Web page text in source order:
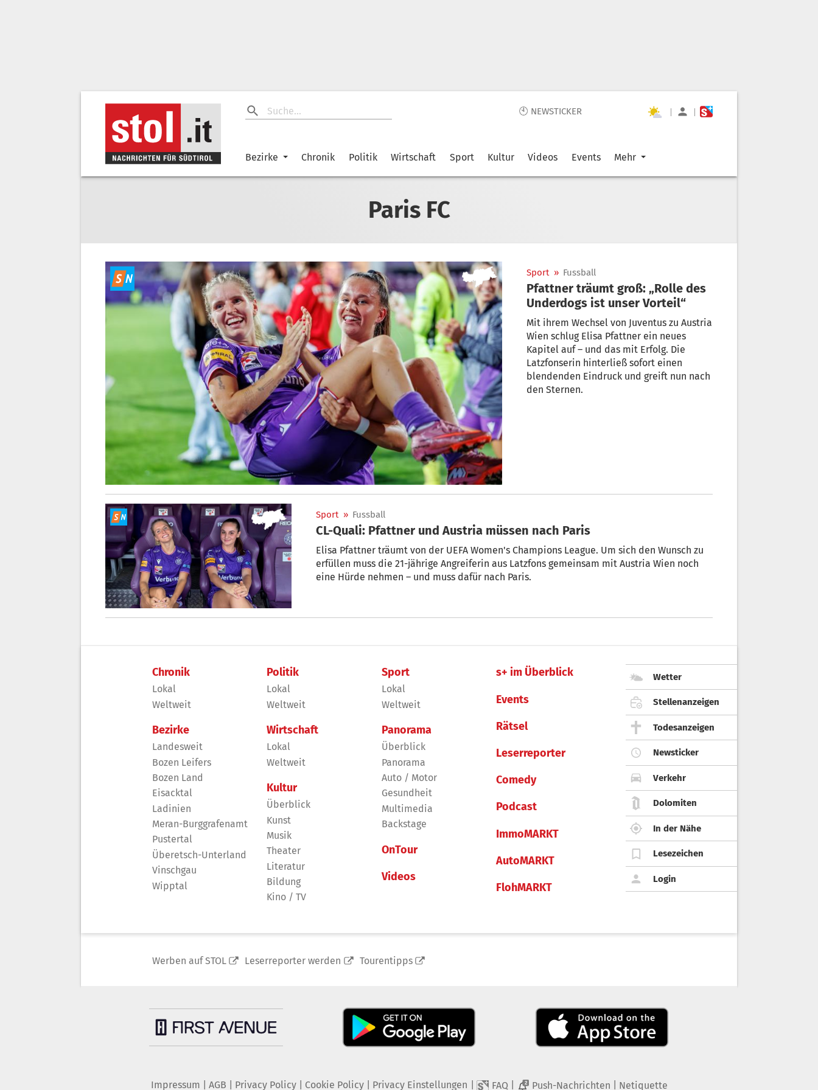
🕙 NEWSTICKER | |
Bezirke Chronik Politik Wirtschaft Sport Kultur Videos Events Mehr
Paris FC
Sport » Fussball
Pfattner träumt groß: „Rolle des
Underdogs ist unser Vorteil“
Mit ihrem Wechsel von Juventus zu Austria
Wien schlug Elisa Pfattner ein neues
Kapitel auf – und das mit Erfolg. Die
Latzfonserin hinterließ sofort einen
blendenden Eindruck und greift nun nach
den Sternen.
Sport » Fussball
CL-Quali: Pfattner und Austria müssen nach Paris
Elisa Pfattner träumt von der UEFA Women's Champions League. Um sich den Wunsch zu
erfüllen muss die 21-jährige Angreiferin aus Latzfons gemeinsam mit Austria Wien noch
eine Hürde nehmen – und muss dafür nach Paris.
Chronik
Lokal
Weltweit
Bezirke
Landesweit
Bozen Leifers
Bozen Land
Eisacktal
Ladinien
Meran-Burggrafenamt
Pustertal
Überetsch-Unterland
Vinschgau
Wipptal
Politik
Lokal
Weltweit
Wirtschaft
Lokal
Weltweit
Kultur
Überblick
Kunst
Musik
Theater
Literatur
Bildung
Kino / TV
Sport
Lokal
Weltweit
Panorama
Überblick
Panorama
Auto / Motor
Gesundheit
Multimedia
Backstage
OnTour
Videos
s+ im Überblick
Events
Rätsel
Leserreporter
Comedy
Podcast
ImmoMARKT
AutoMARKT
FlohMARKT
Wetter
Stellenanzeigen
Todesanzeigen
Newsticker
Verkehr
Dolomiten
In der Nähe
Lesezeichen
Login
Werben auf STOL Leserreporter werden Tourentipps
Impressum AGB Privacy Policy| Cookie Policy| Privacy Einstellungen FAQ 2 Push-Nachrichten Netiquette